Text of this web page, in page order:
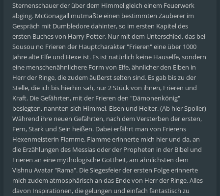
Sternenschauer der über dem Himmel gleich einem Feuerwerk
abging. McGonagall mutmaßte einen bestimmten Zauberer im
Gespräch mit Dumbledore dahinter, so im ersten Kapitel des
ersten Buches von Harry Potter. Nur mit dem Unterschied, das bei
Sousou no Frieren der Hauptcharakter "Frieren" eine über 1000
Jahre alte Elfe und Hexe ist. Es ist natürlich keine Hauselfe, sondern
eine menschenähnlichere Form von Elfe, ähnlicher den Elben in
Herr der Ringe, die zudem äußerst selten sind. Es gab bis zu der
Stelle, die ich bis hierhin sah, nur 2 Stück von ihnen, Frieren und
Kraft. Die Gefährten, mit der Frieren den "Dämonenkönig"
besiegten, nannten sich Himmel, Eisen und Heiter. (Ab hier Spoiler)
Während ihre neuen Gefährten, nach dem Versterben der ersten,
Fern, Stark und Sein heißen. Dabei erfährt man von Frierens
Hexenmeisterin Flamme. Flamme erinnerte mich hier und da, an
die Erzählungen des Messias oder der Propheten in der Bibel und
Frieren an eine mythologische Gottheit, am ähnlichsten dem
Vishnu Avatar "Rama". Die Siegesfeier der ersten Folge erinnerte
mich zudem atmosphärisch an das Ende von Herr der Ringe. Alles
davon Inspirationen, die gelungen und einfach fantastisch zu